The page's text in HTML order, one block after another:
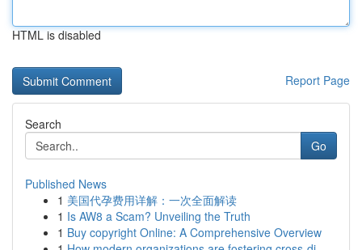
HTML is disabled
Report Page
Search
Go
Published News
1 美国代孕费用详解：一次全面解读
1 Is AW8 a Scam? Unveiling the Truth
1 Buy copyright Online: A Comprehensive Overview